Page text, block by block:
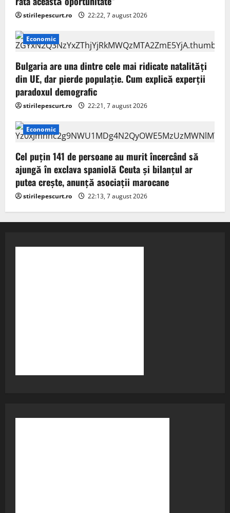
stirilepescurt.ro 22:22, 7 august 2026
Economic
Bulgaria are una dintre cele mai ridicate natalități
din UE, dar pierde populație. Cum explică experții
paradoxul demografic
stirilepescurt.ro 22:21, 7 august 2026
Economic
Cel puţin 141 de persoane au murit încercând să
ajungă în exclava spaniolă Ceuta şi bilanţul ar
putea creşte, anunță asociații marocane
stirilepescurt.ro 22:13, 7 august 2026